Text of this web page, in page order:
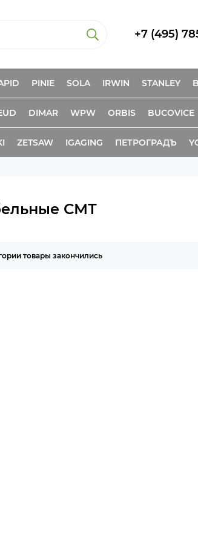
+7 (495)
PINIE SOLA IRWIN STANLEY
DIMAR WPW ORBIS BUCOVICE
ZETSAW IGAGING ПЕТРОГРАДЪ
СМТ
товары закончились